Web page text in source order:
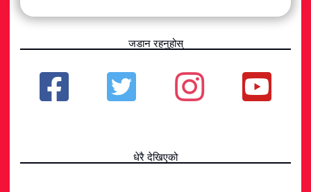
जडान रहनुहोस्
धेरै देखिएको